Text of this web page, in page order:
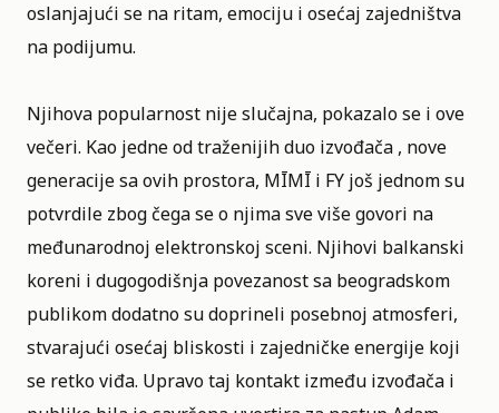
oslanjajući se na ritam, emociju i osećaj zajedništva
na podijumu.
Njihova popularnost nije slučajna, pokazalo se i ove
večeri. Kao jedne od traženijih duo izvođača , nove
generacije sa ovih prostora, MĪMĪ i FY još jednom su
potvrdile zbog čega se o njima sve više govori na
međunarodnoj elektronskoj sceni. Njihovi balkanski
koreni i dugogodišnja povezanost sa beogradskom
publikom dodatno su doprineli posebnoj atmosferi,
stvarajući osećaj bliskosti i zajedničke energije koji
se retko viđa. Upravo taj kontakt između izvođača i